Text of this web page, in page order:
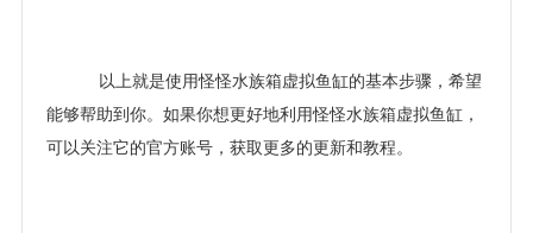
以上就是使用怪怪水族箱虚拟鱼缸的基本步骤，希望
能够帮助到你。如果你想更好地利用怪怪水族箱虚拟鱼缸，
可以关注它的官方账号，获取更多的更新和教程。